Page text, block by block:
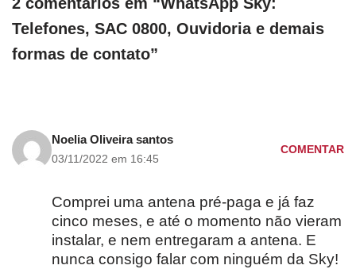
Telefones, SAC 0800, Ouvidoria e demais
formas de contato”
Noelia Oliveira santos
03/11/2022 em 16:45
COMENTAR
Comprei uma antena pré-paga e já faz
cinco meses, e até o momento não vieram
instalar, e nem entregaram a antena. E
nunca consigo falar com ninguém da Sky!